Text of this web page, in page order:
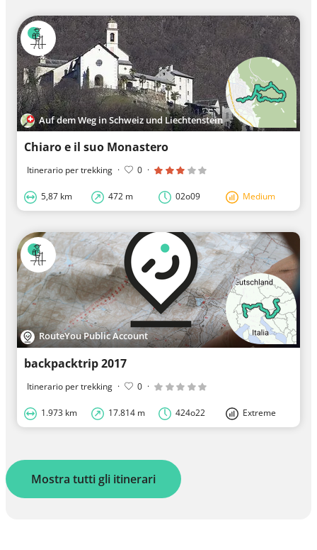
Auf dem Weg in Schweiz und Liechtenstein
Chiaro e il suo Monastero
Itinerario per trekking · 0 ·
5,87 km 472 m 02o09 Medium
RouteYou Public Account
backpacktrip 2017
Itinerario per trekking · 0 ·
1.973 km 17.814 m 424o22 Extreme
Mostra tutti gli itinerari